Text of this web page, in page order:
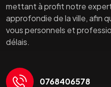
mettant à profit notre
approfondie de la ville, afin
vous personnels et
délais.
0768406578